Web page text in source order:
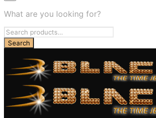
What are you looking for?